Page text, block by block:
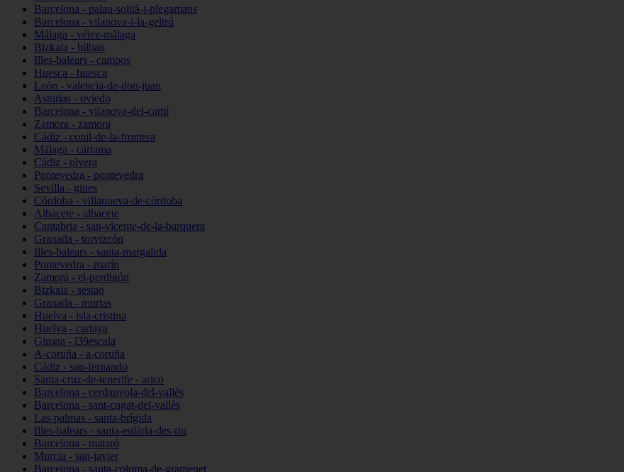
Barcelona - palau-solità-i-plegamans
Barcelona - vilanova-i-la-geltrú
Málaga - vélez-málaga
Bizkaia - bilbao
Illes-balears - campos
Huesca - huesca
León - valencia-de-don-juan
Asturias - oviedo
Barcelona - vilanova-del-camí
Zamora - zamora
Cádiz - conil-de-la-frontera
Málaga - cártama
Cádiz - olvera
Pontevedra - pontevedra
Sevilla - gines
Córdoba - villanueva-de-córdoba
Albacete - albacete
Cantabria - san-vicente-de-la-barquera
Granada - torvizcón
Illes-balears - santa-margalida
Pontevedra - marín
Zamora - el-perdigón
Bizkaia - sestao
Granada - murtas
Huelva - isla-cristina
Huelva - cartaya
Girona - l39escala
A-coruña - a-coruña
Cádiz - san-fernando
Santa-cruz-de-tenerife - arico
Barcelona - cerdanyola-del-vallès
Barcelona - sant-cugat-del-vallès
Las-palmas - santa-brígida
Illes-balears - santa-eulària-des-riu
Barcelona - mataró
Murcia - san-javier
Barcelona - santa-coloma-de-gramenet